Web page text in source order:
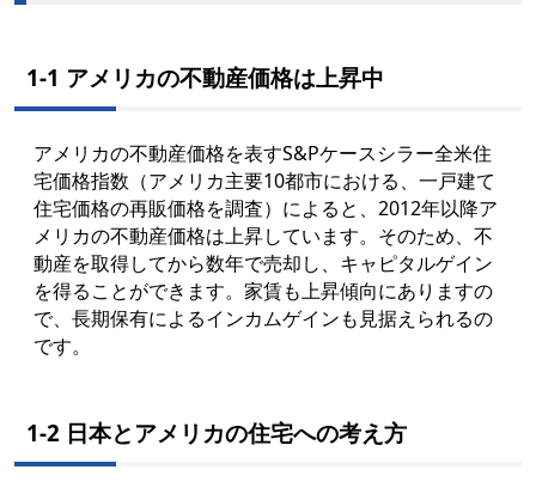
1-1 アメリカの不動産価格は上昇中
アメリカの不動産価格を表すS&Pケースシラー全米住
宅価格指数（アメリカ主要10都市における、一戸建て
住宅価格の再販価格を調査）によると、2012年以降ア
メリカの不動産価格は上昇しています。そのため、不
動産を取得してから数年で売却し、キャピタルゲイン
を得ることができます。家賃も上昇傾向にありますの
で、長期保有によるインカムゲインも見据えられるの
です。
1-2 日本とアメリカの住宅への考え方